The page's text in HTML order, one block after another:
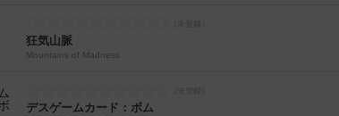
狂気山脈
Mountains of Madness
デスゲームカード：ボム